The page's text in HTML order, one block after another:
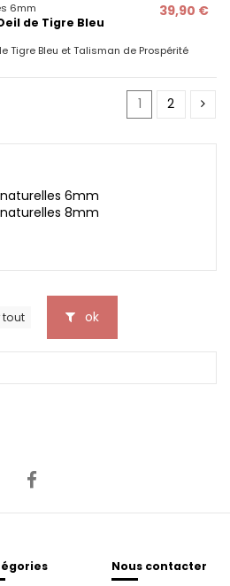
6mm
de Tigre Bleu
39,90 €
Tigre Bleu et Talisman de Prospérité
1 2
6mm
8mm
tout ok
Nous contacter